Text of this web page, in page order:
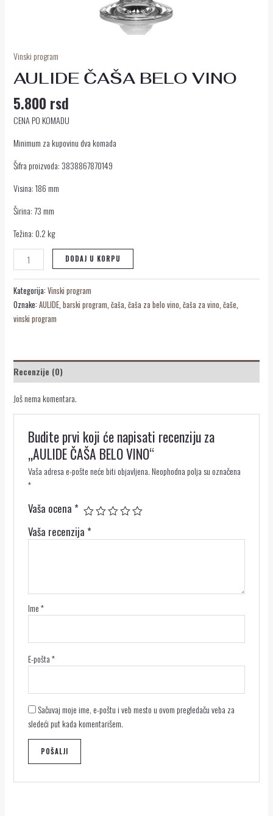
Vinski program
AULIDE ČAŠA BELO VINO
5.800 rsd
CENA PO KOMADU
Minimum za kupovinu dva komada
Šifra proizvoda: 3838867870149
Visina: 186 mm
Širina: 73 mm
Težina: 0.2 kg
DODAJ U KORPU
Kategorija: Vinski program
Oznake: AULIDE, barski program čaša čaša za belo vino čaša za vino čaše
vinski program
Recenzije (0)
Još nema komentara.
Budite prvi koji će napisati recenziju za
„AULIDE ČAŠA BELO VINO“
Vaša adresa e-pošte neće biti objavljena. Neophodna polja su označena
*
Vaša ocena *
Vaša recenzija *
Ime*
E-pošta*
Sačuvaj moje ime, e-poštu i veb mesto u ovom pregledaču veba za
sledeći put kada komentarišem.